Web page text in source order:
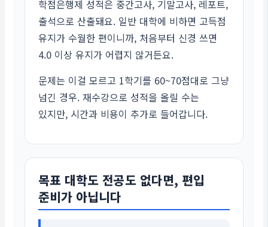
학점은행제 성적은 중간고사, 기말고사, 레포트,
출석으로 산출돼요. 일반 대학에 비하면 고득점
유지가 수월한 편이니까, 처음부터 신경 쓰면
4.0 이상 유지가 어렵지 않거든요.
문제는 이걸 모르고 1학기를 60~70점대로 그냥
넘긴 경우. 재수강으로 성적을 올릴 수는
있지만, 시간과 비용이 추가로 들어갑니다.
목표 대학도 전공도 없다면, 편입
준비가 아닙니다